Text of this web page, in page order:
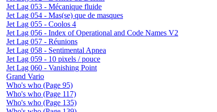
Jet Lag 053 - Mécanique fluide
Jet Lag 054 - Mas(se) que de masques
Jet Lag 055 - Coolos 4
Jet Lag 056 - Index of Operational and Code Names V2
Jet Lag 057 - Réunions
Jet Lag 058 - Sentimental Apnea
Jet Lag 059 - 10 pixels / pouce
Jet Lag 060 - Vanishing Point
Grand Vario
Who's who (Page 95)
Who's who (Page 117)
Who's who (Page 135)